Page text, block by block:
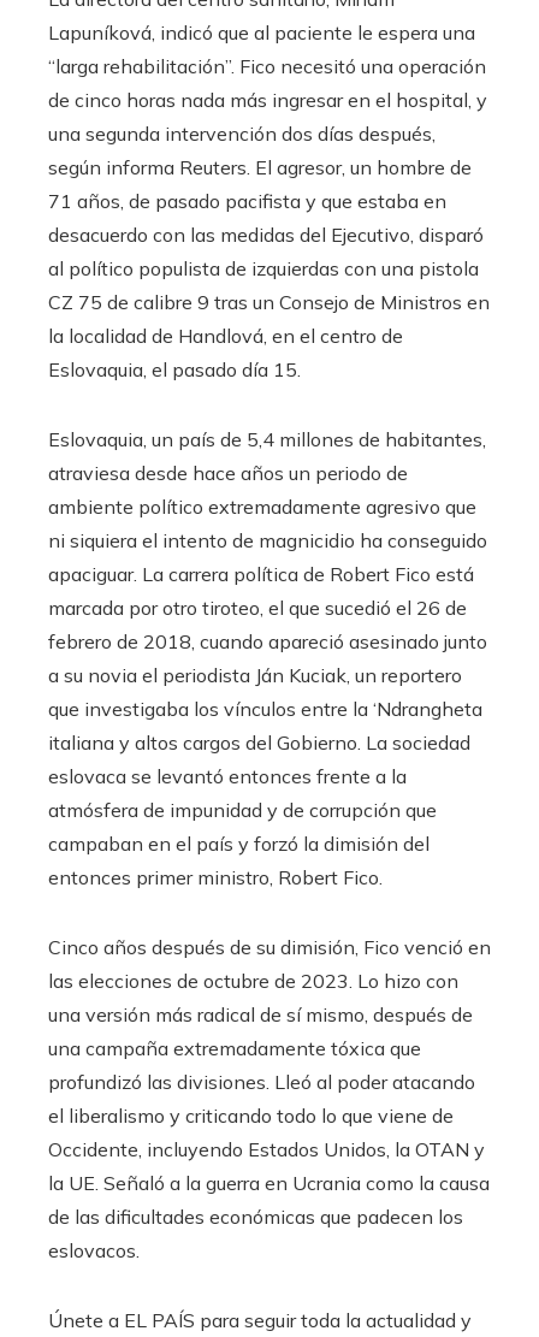
Lapuníková, indicó que al paciente le espera una
“larga rehabilitación”. Fico necesitó una operación
de cinco horas nada más ingresar en el hospital, y
una segunda intervención dos días después,
según informa Reuters. El agresor, un hombre de
71 años, de pasado pacifista y que estaba en
desacuerdo con las medidas del Ejecutivo, disparó
al político populista de izquierdas con una pistola
CZ 75 de calibre 9 tras un Consejo de Ministros en
la localidad de Handlová, en el centro de
Eslovaquia, el pasado día 15.
Eslovaquia, un país de 5,4 millones de habitantes,
atraviesa desde hace años un periodo de
ambiente político extremadamente agresivo que
ni siquiera el intento de magnicidio ha conseguido
apaciguar. La carrera política de Robert Fico está
marcada por otro tiroteo, el que sucedió el 26 de
febrero de 2018, cuando apareció asesinado junto
a su novia el periodista Ján Kuciak, un reportero
que investigaba los vínculos entre la ‘Ndrangheta
italiana y altos cargos del Gobierno. La sociedad
eslovaca se levantó entonces frente a la
atmósfera de impunidad y de corrupción que
campaban en el país y forzó la dimisión del
entonces primer ministro, Robert Fico.
Cinco años después de su dimisión, Fico venció en
las elecciones de octubre de 2023. Lo hizo con
una versión más radical de sí mismo, después de
una campaña extremadamente tóxica que
profundizó las divisiones. Lleó al poder atacando
el liberalismo y criticando todo lo que viene de
Occidente, incluyendo Estados Unidos, la OTAN y
la UE. Señaló a la guerra en Ucrania como la causa
de las dificultades económicas que padecen los
eslovacos.
Únete a EL PAÍS para seguir toda la actualidad y